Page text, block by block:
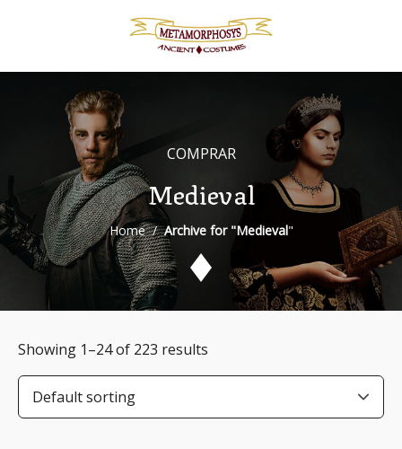
COMPRAR
Medieval
Home/Archive for "Medieval"
Showing 1–24 of 223 results